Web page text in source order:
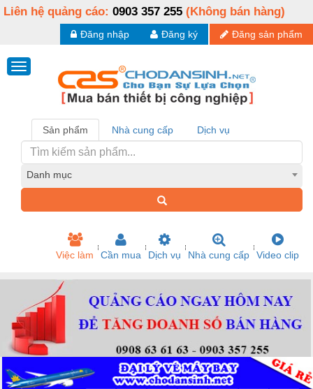
Liên hệ quảng cáo: 0903 357 255 (Không bán hàng)
Đăng sản phẩm
Đăng ký
Đăng nhập
Sản phẩm Nhà cung cấp Dịch vụ
Danh mục
Việc làm Cần mua Dịch vụ Nhà cung cấp Video clip